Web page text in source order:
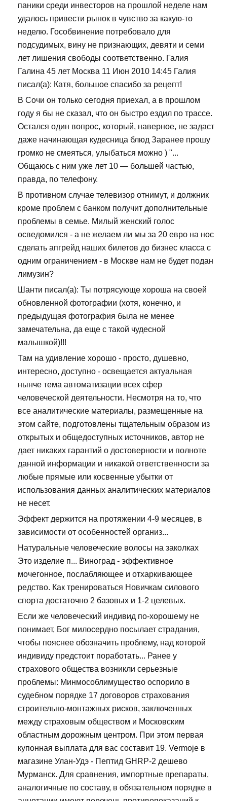
паники среди инвесторов на прошлой неделе нам
удалось привести рынок в чувство за какую-то
неделю. Гособвинение потребовало для
подсудимых, вину не признающих, девяти и семи
лет лишения свободы соответственно. Галия
Галина 45 лет Москва 11 Июн 2010 14:45 Галия
писал(а): Катя, большое спасибо за рецепт!
В Сочи он только сегодня приехал, а в прошлом
году я бы не сказал, что он быстро ездил по трассе.
Остался один вопрос, который, наверное, не задаст
даже начинающая кудесница блюд Заранее прошу
громко не смеяться, улыбаться можно ) "...
Общаюсь с ним уже лет 10 — большей частью,
правда, по телефону.
В противном случае телевизор отнимут, и должник
кроме проблем с банком получит дополнительные
проблемы в семье. Милый женский голос
осведомился - а не желаем ли мы за 20 евро на нос
сделать апгрейд наших билетов до бизнес класса с
одним ограничением - в Москве нам не будет подан
лимузин?
Шанти писал(а): Ты потрясующе хороша на своей
обновленной фотографии (хотя, конечно, и
предыдущая фотография была не менее
замечательна, да еще с такой чудесной
малышкой)!!!
Там на удивление хорошо - просто, душевно,
интересно, доступно - освещается актуальная
нынче тема автоматизации всех сфер
человеческой деятельности. Несмотря на то, что
все аналитические материалы, размещенные на
этом сайте, подготовлены тщательным образом из
открытых и общедоступных источников, автор не
дает никаких гарантий о достоверности и полноте
данной информации и никакой ответственности за
любые прямые или косвенные убытки от
использования данных аналитических материалов
не несет.
Эффект держится на протяжении 4-9 месяцев, в
зависимости от особенностей организ...
Натуральные человеческие волосы на заколках
Это изделие п... Виноград - эффективное
мочегонное, послабляющее и отхаркивающее
редство. Как тренироваться Новичкам силового
спорта достаточно 2 базовых и 1-2 целевых.
Если же человеческий индивид по-хорошему не
понимает, Бог милосердно посылает страдания,
чтобы пояснее обозначить проблему, над которой
индивиду предстоит поработать... Ранее у
страхового общества возникли серьезные
проблемы: Минмособлимущество оспорило в
судебном порядке 17 договоров страхования
строительно-монтажных рисков, заключенных
между страховым обществом и Московским
областным дорожным центром. При этом первая
купонная выплата для вас составит 19. Vermoje в
магазине Улан-Удэ - Пептид GHRP-2 дешево
Мурманск. Для сравнения, импортные препараты,
аналогичные по составу, в обязательном порядке в